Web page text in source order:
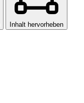
Inhalt hervorheben